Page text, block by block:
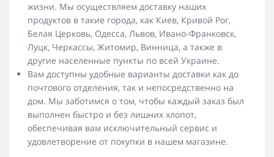
жизни. Мы осуществляем доставку наших
продуктов в такие города, как Киев, Кривой Рог,
Белая Церковь, Одесса, Львов, Ивано-Франковск,
Луцк, Черкассы, Житомир, Винница, а также в
другие населенные пункты по всей Украине.
Вам доступны удобные варианты доставки как до
почтового отделения, так и непосредственно на
дом. Мы заботимся о том, чтобы каждый заказ был
выполнен быстро и без лишних хлопот,
обеспечивая вам исключительный сервис и
удовлетворение от покупки в нашем магазине.